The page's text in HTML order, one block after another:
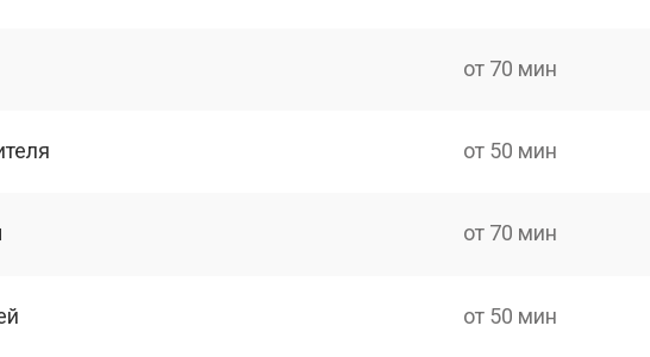
от 70 мин
от 50 мин
от 70 мин
от 50 мин